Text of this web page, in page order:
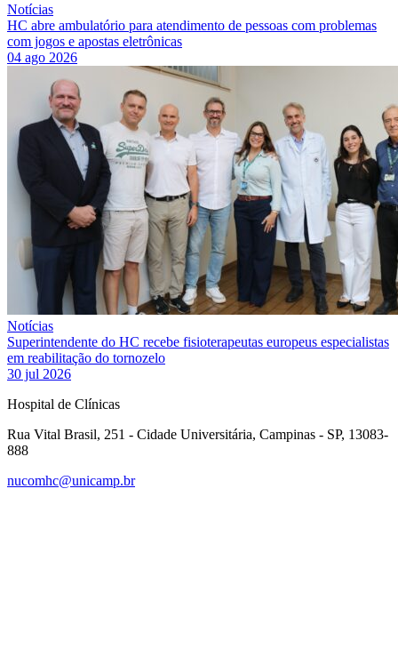
Notícias
HC abre ambulatório para atendimento de pessoas com problemas
com jogos e apostas eletrônicas
04 ago 2026
Notícias
Superintendente do HC recebe fisioterapeutas europeus especialistas
em reabilitação do tornozelo
30 jul 2026
Hospital de Clínicas
Rua Vital Brasil, 251 - Cidade Universitária, Campinas - SP, 13083-
888
nucomhc@unicamp.br